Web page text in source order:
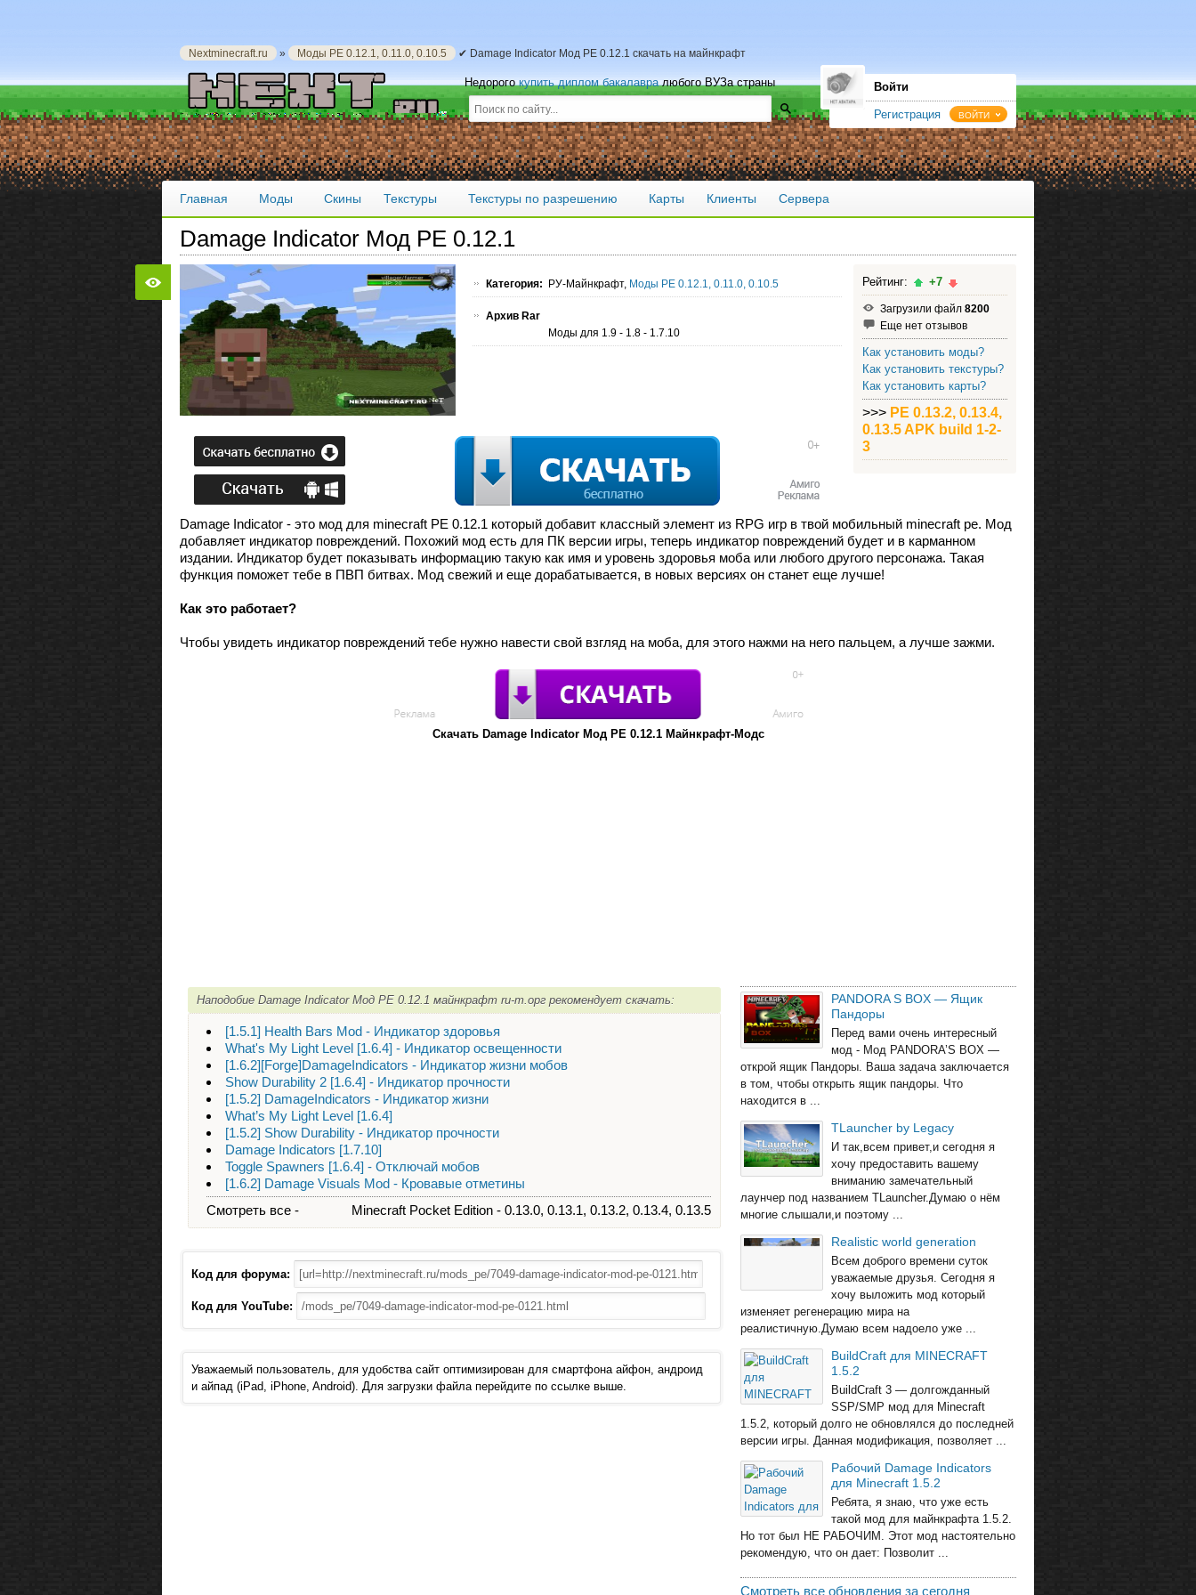
Nextminecraft.ru » Моды PE 0.12.1, 0.11.0, 0.10.5 ✔ Damage Indicator Мод PE 0.12.1 скачать на майнкрафт
Недорогокупить диплом бакалавралюбого ВУЗа страны Войти
Регистрация ВОЙТИ
Главная Моды Скины Текстуры Текстуры по разрешению Карты Клиенты Сервера
Damage Indicator Мод PE 0.12.1
Категория: РУ-Майнкрафт, Моды PE 0.12.1, 0.11.0, 0.10.5
Архив Rar
Моды для 1.9 - 1.8 - 1.7.10
Рейтинг: +7
Загрузили файл 8200
Еще нет отзывов
Как установить моды?
Как установить текстуры?
Как установить карты?
>>> PE 0.13.2, 0.13.4,
0.13.5 APK build 1-2-
3
Damage Indicator - это мод для minecraft PE 0.12.1 который добавит классный элемент из RPG игр в твой мобильный minecraft pe. Мод
добавляет индикатор повреждений. Похожий мод есть для ПК версии игры, теперь индикатор повреждений будет и в карманном
издании. Индикатор будет показывать информацию такую как имя и уровень здоровья моба или любого другого персонажа. Такая
функция поможет тебе в ПВП битвах. Мод свежий и еще дорабатывается, в новых версиях он станет еще лучше!
Как это работает?
Чтобы увидеть индикатор повреждений тебе нужно навести свой взгляд на моба, для этого нажми на него пальцем, а лучше зажми.
Скачать Damage Indicator Мод PE 0.12.1 Майнкрафт-Модс
Наподобие Damage Indicator Мод PE 0.12.1 майнкрафт ru-m.орг рекомендует скачать:
[1.5.1] Health Bars Mod - Индикатор здоровья
What's My Light Level [1.6.4] - Индикатор освещенности
[1.6.2][Forge]DamageIndicators - Индикатор жизни мобов
Show Durability 2 [1.6.4] - Индикатор прочности
[1.5.2] DamageIndicators - Индикатор жизни
What’s My Light Level [1.6.4]
[1.5.2] Show Durability - Индикатор прочности
Damage Indicators [1.7.10]
Toggle Spawners [1.6.4] - Отключай мобов
[1.6.2] Damage Visuals Mod - Кровавые отметины
Смотреть все -
Minecraft Pocket Edition - 0.13.0, 0.13.1, 0.13.2, 0.13.4, 0.13.5
Код для форума:
Код для YouTube:
Уважаемый пользователь, для удобства сайт оптимизирован для смартфона айфон, андроид
и айпад (iPad, iPhone, Android). Для загрузки файла перейдите по ссылке выше.
PANDORA S BOX — Ящик
Пандоры
Перед вами очень интересный
мод - Мод PANDORA’S BOX —
открой ящик Пандоры. Ваша задача заключается
в том, чтобы открыть ящик пандоры. Что
находится в ...
TLauncher by Legacy
И так,всем привет,и сегодня я
хочу предоставить вашему
вниманию замечательный
лаунчер под названием TLauncher.Думаю о нём
многие слышали,и поэтому ...
Realistic world generation
Всем доброго времени суток
уважаемые друзья. Сегодня я
хочу выложить мод который
изменяет регенерацию мира на
реалистичную.Думаю всем надоело уже ...
BuildCraft для MINECRAFT
1.5.2
BuildCraft 3 — долгожданный
SSP/SMP мод для Minecraft
1.5.2, который долго не обновлялся до последней
версии игры. Данная модификация, позволяет ...
Рабочий Damage Indicators
для Minecraft 1.5.2
Ребята, я знаю, что уже есть
такой мод для майнкрафта 1.5.2.
Но тот был НЕ РАБОЧИМ. Этот мод настоятельно
рекомендую, что он дает: Позволит ...
Смотреть все обновления за сегодня